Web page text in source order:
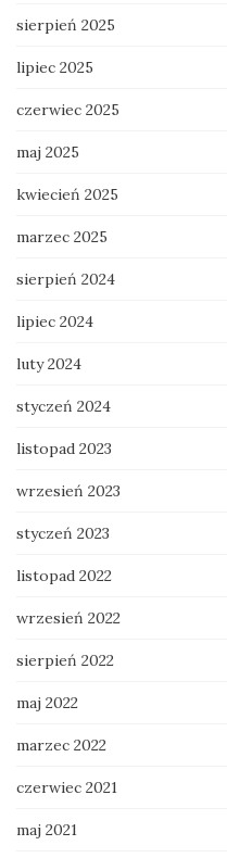
sierpień 2025
lipiec 2025
czerwiec 2025
maj 2025
kwiecień 2025
marzec 2025
sierpień 2024
lipiec 2024
luty 2024
styczeń 2024
listopad 2023
wrzesień 2023
styczeń 2023
listopad 2022
wrzesień 2022
sierpień 2022
maj 2022
marzec 2022
czerwiec 2021
maj 2021